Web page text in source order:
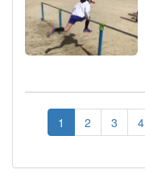
1 2 3 4